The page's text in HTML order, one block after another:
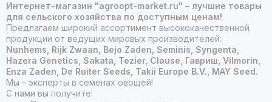
Интернет-магазин "agroopt-market.ru" – лучшие товары
для сельского хозяйства по доступным ценам!
Предлагаем широкий ассортимент высококачественной
продукции от ведущих мировых производителей:
Nunhems, Rijk Zwaan, Bejo Zaden, Seminis, Syngenta,
Hazera Genetics, Sakata, Tezier, Clause, Гавриш, Vilmorin,
Enza Zaden, De Ruiter Seeds, Takii Europe B.V., MAY Seed.
Мы – эксперты в семенах овощей!
С нами вы получите: